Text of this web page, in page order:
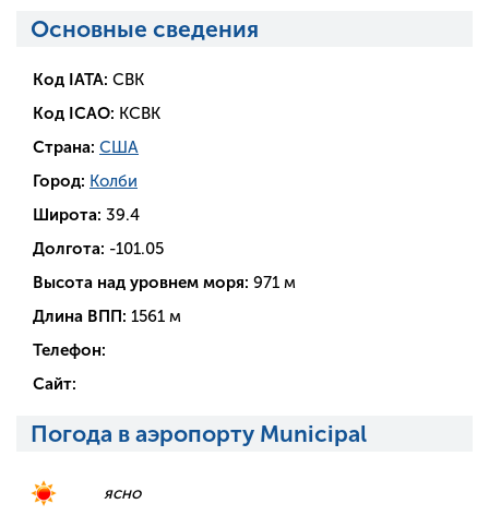
Основные сведения
Код IATA: CBK
Код ICAO: KCBK
Страна: США
Город: Колби
Широта: 39.4
Долгота: -101.05
Высота над уровнем моря: 971 м
Длина ВПП: 1561 м
Телефон:
Сайт:
Погода в аэропорту Municipal
ясно